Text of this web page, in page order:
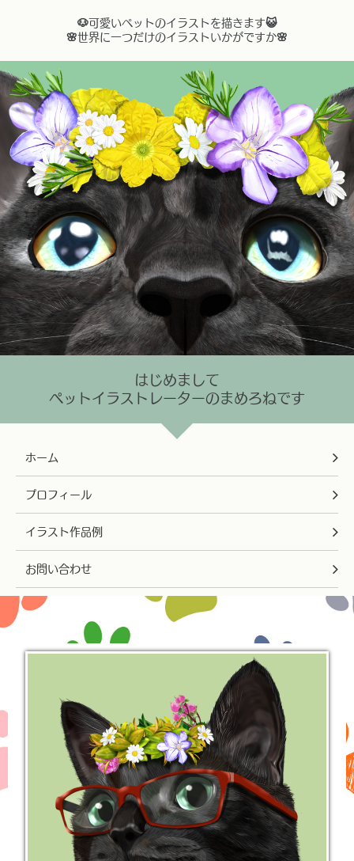
🐶可愛いペットのイラストを描きます😺
🌸世界に一つだけのイラストいかがですか🌸
はじめまして
ペットイラストレーターのまめろねです
ホーム
プロフィール
イラスト作品例
お問い合わせ